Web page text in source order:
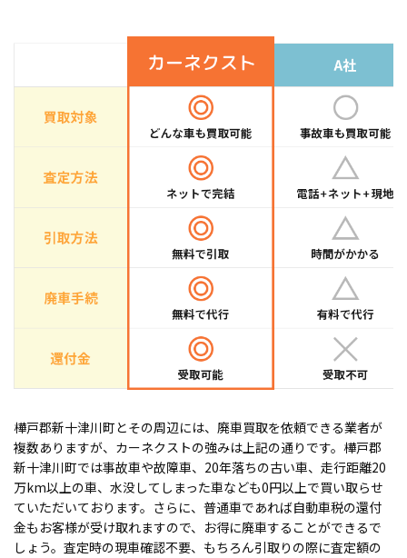
樺戸郡新十津川町とその周辺には、廃車買取を依頼できる業者が
複数ありますが、カーネクストの強みは上記の通りです。樺戸郡
新十津川町では事故車や故障車、20年落ちの古い車、走行距離20
万km以上の車、水没してしまった車なども0円以上で買い取らせ
ていただいております。さらに、普通車であれば自動車税の還付
金もお客様が受け取れますので、お得に廃車することができるで
しょう。査定時の現車確認不要、もちろん引取りの際に査定額の